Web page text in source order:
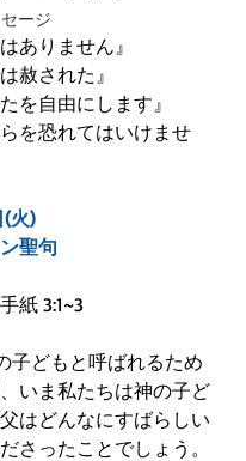
ージ
ありません』
赦された』
を自由にします』
らを恐れてはいけませ
(火)
聖句
紙 3:1~3
子どもと呼ばれるため
いま私たちは神の子ど
はどんなにすばらしい
さったことでしょう。